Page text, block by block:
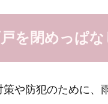
を閉めっぱ
策や防犯のために、